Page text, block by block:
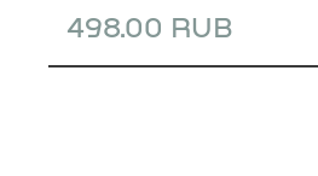
498.00 RUB